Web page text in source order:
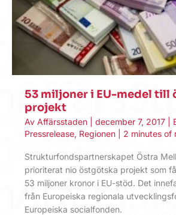
53 miljoner i EU-medel till
projekt
Av Affärsstaden december 7, 2017
Pressrelease, Regionen 2 minutes of
Strukturfondspartnerskapet Östra
prioriterat nio östgötska projekt som
53 miljoner kronor i EU-stöd. Det
från Europeiska regionala
Europeiska socialfonden.